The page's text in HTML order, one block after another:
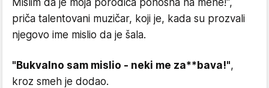
priča talentovani muzičar, koji je, kada su prozvali
njegovo ime mislio da je šala.
"Bukvalno sam mislio - neki me za**bava!",
kroz smeh je dodao.